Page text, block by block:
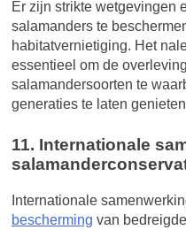
Er zijn strikte wetgevingen
salamanders te
habitatvernietiging. Het
essentieel om de
salamandersoorten te
generaties te laten
11. Internationale
Internationale
bescherming van